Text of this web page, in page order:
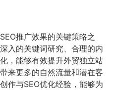
推广效果的关键策略之
入的关键词研究、合理的内
，能够有效提升外贸独立站
来更多的自然流量和潜在客
作与SEO优化经验，能够为